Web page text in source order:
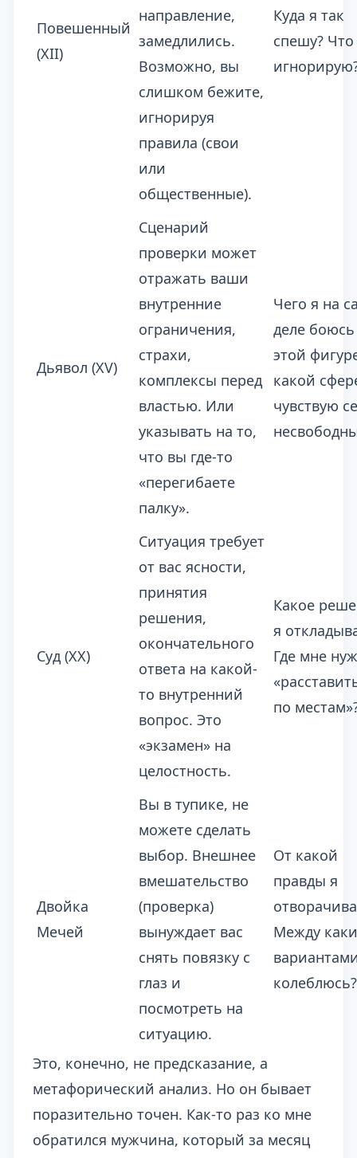
Повешенный
(XII)
направление,
замедлились.
Возможно, вы
слишком бежите,
игнорируя
правила (свои
или
общественные).
Куда я так
спешу? Что
Дьявол (XV)
Сценарий
проверки может
отражать ваши
внутренние
ограничения,
страхи,
комплексы перед
властью. Или
указывать на то,
что вы где-то
«перегибаете
палку».
Чего я на
деле
этой
какой
чувствую
Суд (XX)
Ситуация требует
от вас ясности,
принятия
решения,
окончательного
ответа на какой-
то внутренний
вопрос. Это
«экзамен» на
целостность.
Какое
я
Где мне
по
Двойка
Мечей
Вы в тупике, не
можете сделать
выбор. Внешнее
вмешательство
(проверка)
вынуждает вас
снять повязку с
глаз и
посмотреть на
ситуацию.
От какой
правды я
Между
колеблюсь?
Это, конечно, не предсказание, а
метафорический анализ. Но он бывает
поразительно точен. Как-то раз ко мне
обратился мужчина, который за месяц